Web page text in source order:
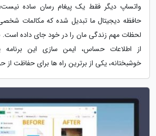
واتساپ دیگر فقط یک پیغام رسان ساده
حافظه دیجیتال ما تبدیل شده که مکالمات
لحظات مهم زندگی مان را در خود جای داده است.
از اطلاعات حساس، ایمن سازی این
خوشبختانه، یکی از برترین راه ها برای حفاظت از